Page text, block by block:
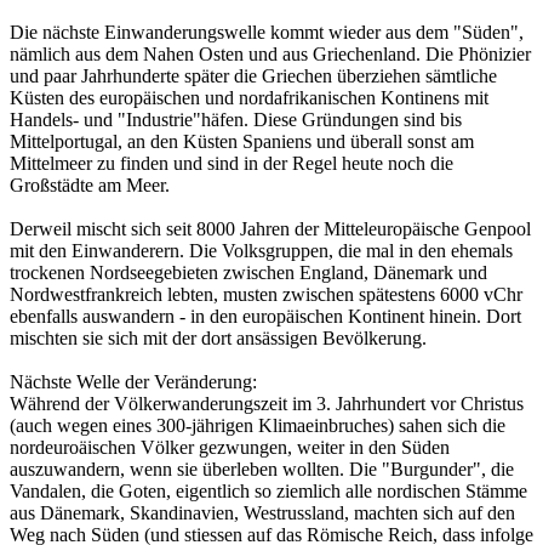
Die nächste Einwanderungswelle kommt wieder aus dem "Süden",
nämlich aus dem Nahen Osten und aus Griechenland. Die Phönizier
und paar Jahrhunderte später die Griechen überziehen sämtliche
Küsten des europäischen und nordafrikanischen Kontinens mit
Handels- und "Industrie"häfen. Diese Gründungen sind bis
Mittelportugal, an den Küsten Spaniens und überall sonst am
Mittelmeer zu finden und sind in der Regel heute noch die
Großstädte am Meer.
Derweil mischt sich seit 8000 Jahren der Mitteleuropäische Genpool
mit den Einwanderern. Die Volksgruppen, die mal in den ehemals
trockenen Nordseegebieten zwischen England, Dänemark und
Nordwestfrankreich lebten, musten zwischen spätestens 6000 vChr
ebenfalls auswandern - in den europäischen Kontinent hinein. Dort
mischten sie sich mit der dort ansässigen Bevölkerung.
Nächste Welle der Veränderung:
Während der Völkerwanderungszeit im 3. Jahrhundert vor Christus
(auch wegen eines 300-jährigen Klimaeinbruches) sahen sich die
nordeuroäischen Völker gezwungen, weiter in den Süden
auszuwandern, wenn sie überleben wollten. Die "Burgunder", die
Vandalen, die Goten, eigentlich so ziemlich alle nordischen Stämme
aus Dänemark, Skandinavien, Westrussland, machten sich auf den
Weg nach Süden (und stiessen auf das Römische Reich, dass infolge